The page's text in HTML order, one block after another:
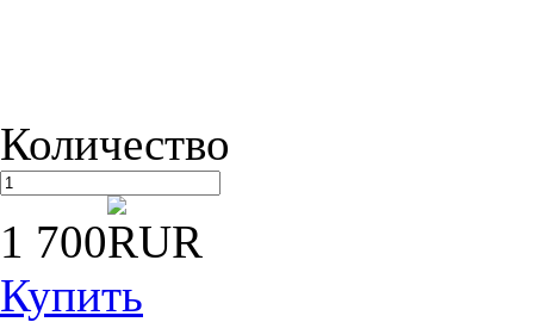
Количество
1 700
Купить